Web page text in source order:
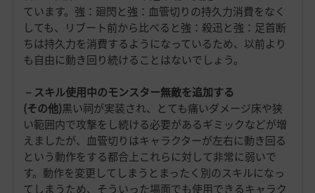
ています。強：廻閃と強：血管切りの持久力消費をなく
しても、リブート前から比べると強：殺迅と強：足首断
ちは持久力を消費するようになっているため、以前より
も自由に動き回り続けることはないでしょう。
－スキル使用中のモンスター無敵を追加する
(その他)黒い祠が実装され、とても痛いダメージ床や狭
い範囲内で攻撃をし続ける必要があるギミックなどが増
えましたが、血管切りはキャラクターが左右に動き回る
という動作をする都合上これらに対して非常に弱いで
す。動作を変更してしまうとまったく別のスキルになっ
てしまうため、そういった場面でも使用できるキャラク